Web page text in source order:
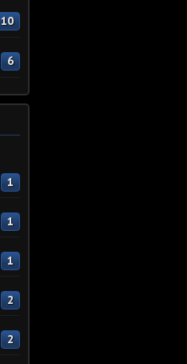
10
6
1
1
1
2
2